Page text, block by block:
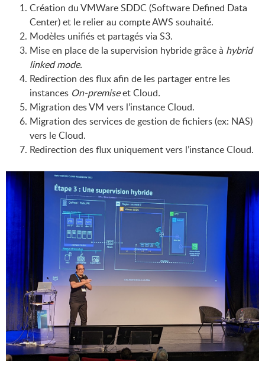
Création du VMWare SDDC (Software Defined Data
Center) et le relier au compte AWS souhaité.
Modèles unifiés et partagés via S3.
Mise en place de la supervision hybride grâce à hybrid
linked mode.
Redirection des flux afin de les partager entre les
instances On-premiseet Cloud.
Migration des VM vers l’instance Cloud.
Migration des services de gestion de fichiers (ex: NAS)
vers le Cloud.
Redirection des flux uniquement vers l’instance Cloud.